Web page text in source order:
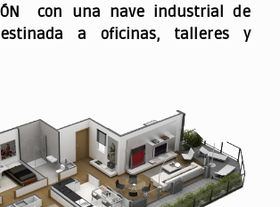
con una nave industrial de
a oficinas, talleres y